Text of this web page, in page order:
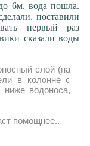
6м. вода пошла.
поставили
первый раз
сказали воды
слой (на
в колонне с
ниже водоноса,
помощнее..